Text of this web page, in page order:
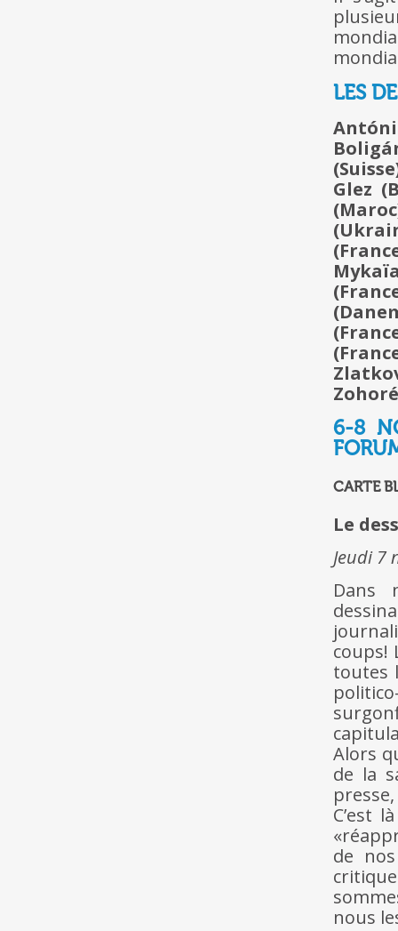
LES
Glez
6-8
CARTE
Le
Jeudi 7
Dans
coups!
toutes
Alors
de la
C’est
de
nous